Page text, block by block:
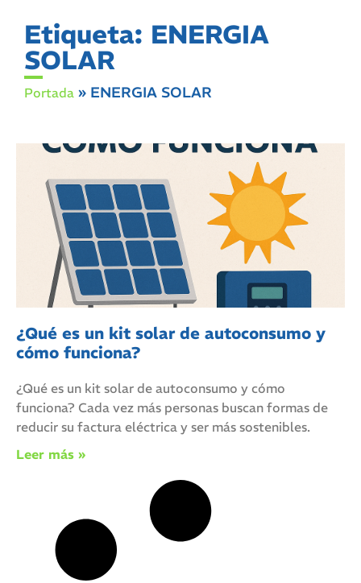
Etiqueta: ENERGIA
SOLAR
Portada » ENERGIA SOLAR
¿Qué es un kit solar de autoconsumo y
cómo funciona?
¿Qué es un kit solar de autoconsumo y cómo
funciona? Cada vez más personas buscan formas de
reducir su factura eléctrica y ser más sostenibles.
Leer más »